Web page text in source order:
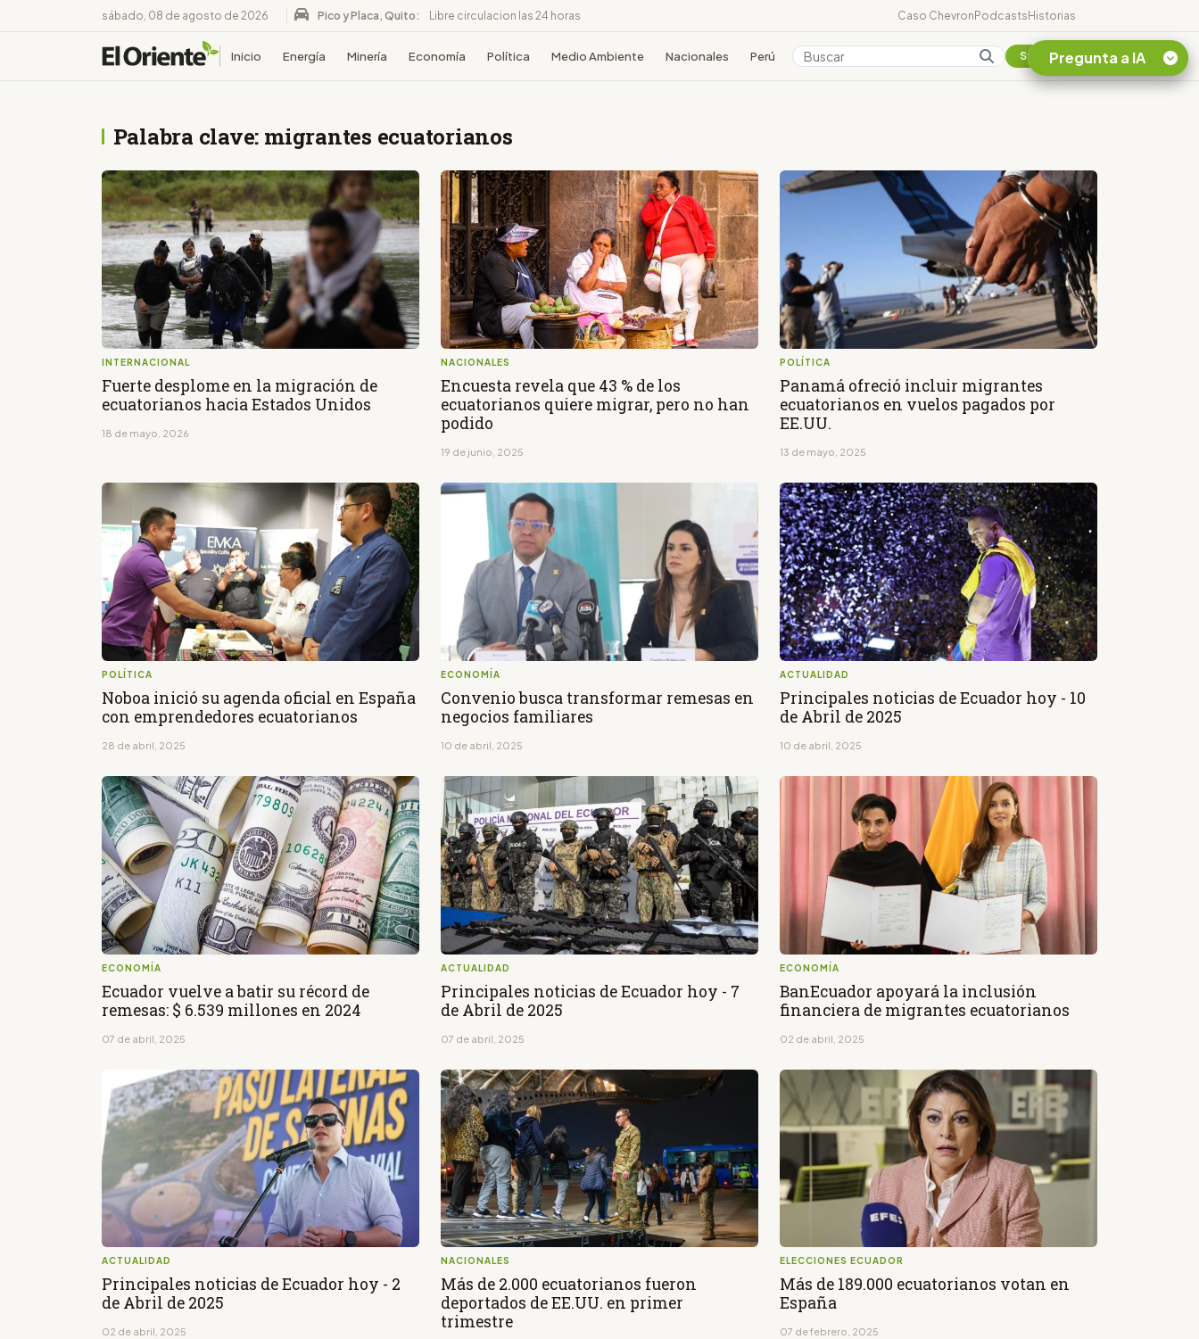
sábado, 08 de agosto de 2026 Pico y Placa, Quito: Libre circulacion las 24 horas Caso ChevronPodcastsHistorias
Inicio Energía Minería Economía Política Medio Ambiente Nacionales Perú Colombia Suscribirse
Palabra clave: migrantes ecuatorianos
INTERNACIONAL
Fuerte desplome en la migración de
ecuatorianos hacia Estados Unidos
18 de mayo, 2026
NACIONALES
Encuesta revela que 43 % de los
ecuatorianos quiere migrar, pero no han
podido
19 de junio, 2025
POLÍTICA
Panamá ofreció incluir migrantes
ecuatorianos en vuelos pagados por
EE.UU.
13 de mayo, 2025
POLÍTICA
Noboa inició su agenda oficial en España
con emprendedores ecuatorianos
28 de abril, 2025
ECONOMÍA
Convenio busca transformar remesas en
negocios familiares
10 de abril, 2025
ACTUALIDAD
Principales noticias de Ecuador hoy - 10
de Abril de 2025
10 de abril, 2025
ECONOMÍA
Ecuador vuelve a batir su récord de
remesas: $ 6.539 millones en 2024
07 de abril, 2025
ACTUALIDAD
Principales noticias de Ecuador hoy - 7
de Abril de 2025
07 de abril, 2025
ECONOMÍA
BanEcuador apoyará la inclusión
financiera de migrantes ecuatorianos
02 de abril, 2025
ACTUALIDAD
Principales noticias de Ecuador hoy - 2
de Abril de 2025
02 de abril, 2025
NACIONALES
Más de 2.000 ecuatorianos fueron
deportados de EE.UU. en primer
trimestre
ELECCIONES ECUADOR
Más de 189.000 ecuatorianos votan en
España
07 de febrero, 2025
Pregunta a IA
Listar destinos
turísticos de la
Amazonia Ecuatoriana
¿En que consiste la
tasa minera que rige en
Ecuador?